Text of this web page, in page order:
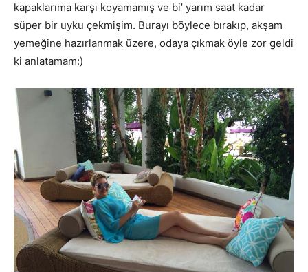
kapaklarıma karşı koyamamış ve bi’ yarım saat kadar
süper bir uyku çekmişim. Burayı böylece bırakıp, akşam
yemeğine hazırlanmak üzere, odaya çıkmak öyle zor geldi
ki anlatamam:)